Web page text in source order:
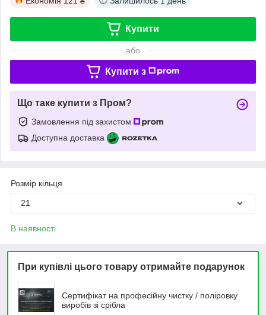
Купити
або
Купити з
Що таке купити з Пром?
Замовлення під захистом
Доступна доставка
Розмір кільця
21
В наявності
При купівлі цього товару отримайте подарунок
Сертифікат на професійну чистку / поліровку
виробів зі срібла